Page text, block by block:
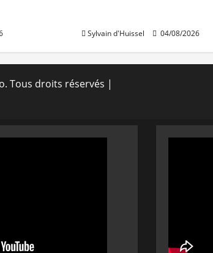
Sylvain d'Huissel 04/08/2026
Tous droits réservés |